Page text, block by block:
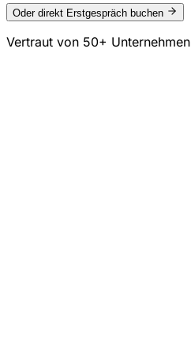
Oder direkt Erstgespräch buchen
Vertraut von 50+ Unternehmen